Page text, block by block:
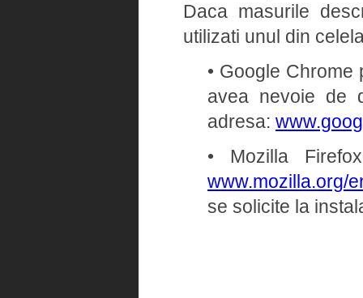
Daca masurile
utilizati unul din
• Google
avea nevoie de
adresa:
• Mozilla
www.mozilla.org/
se solicite la